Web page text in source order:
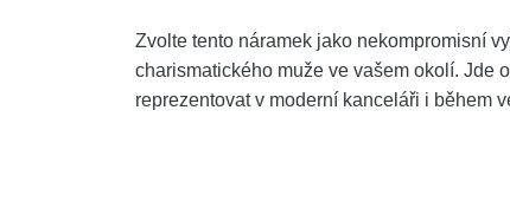
Zvolte tento náramek jako nekompromisní
charismatického muže ve vašem okolí. Jde
reprezentovat v moderní kanceláři i během